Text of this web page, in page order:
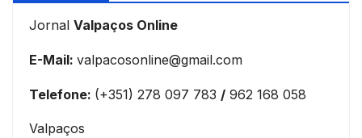
Jornal Valpaços Online
E-Mail: valpacosonline@gmail.com
Telefone: (+351) 278 097 783 / 962 168 058
Valpaços